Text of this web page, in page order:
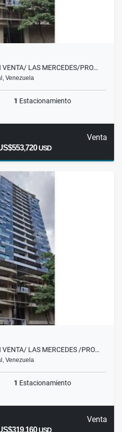
LAS MERCEDES/PRO…
Venezuela
1 Estacionamiento
Venta
USD
LAS MERCEDES /PRO…
Venezuela
1 Estacionamiento
Venta
USD